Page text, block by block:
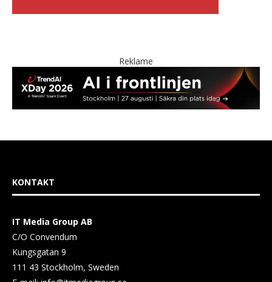
Reklame
KONTAKT
IT Media Group AB
C/O Convendum
Kungsgatan 9
111 43 Stockholm, Sweden